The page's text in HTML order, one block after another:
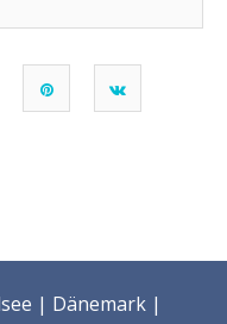
| Dänemark |